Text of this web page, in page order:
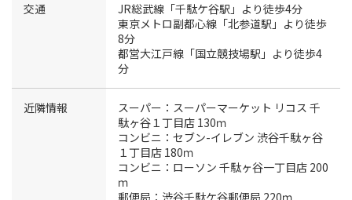
交通
JR総武線「千駄ケ谷駅」より徒歩4分
東京メトロ副都心線「北参道駅」より徒歩
8分
都営大江戸線「国立競技場駅」より徒歩4
分
近隣情報
スーパー：スーパーマーケット リコス 千
駄ヶ谷１丁目店 130ｍ
コンビニ：セブン-イレブン 渋谷千駄ヶ谷
１丁目店 180ｍ
コンビニ：ローソン 千駄ヶ谷一丁目店 200
ｍ
郵便局：渋谷千駄ケ谷郵便局 220ｍ